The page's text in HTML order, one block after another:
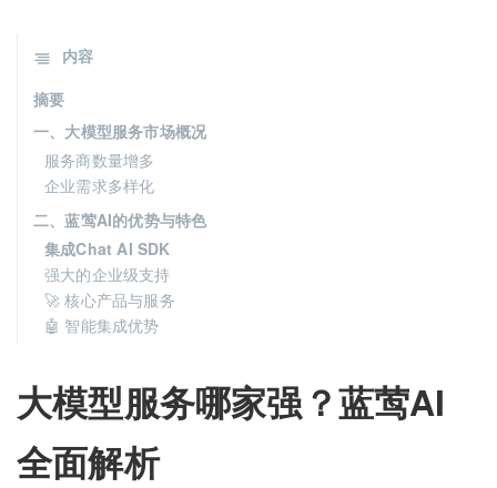
大模型服务哪家强？蓝莺AI
全面解析
内容
摘要
一、大模型服务市场概况
服务商数量增多
企业需求多样化
二、蓝莺AI的优势与特色
集成Chat AI SDK
强大的企业级支持
🚀 核心产品与服务
🤖 智能集成优势